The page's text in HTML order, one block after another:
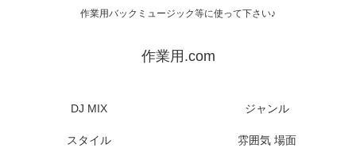
作業用バックミュージック等に使って下さい♪
作業用.com
DJ MIX ジャンル
スタイル 雰囲気 場面